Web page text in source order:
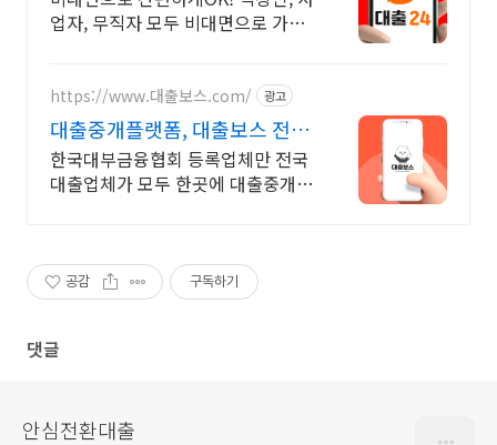
업자, 무직자 모두 비대면으로 가능
https://www.대출보스.com/ 광고
대출중개플랫폼, 대출보스 전국
안전한 대출업체 찾기!
한국대부금융협회 등록업체만 전국
대출업체가 모두 한곳에 대출중개사
공감 구독하기
댓글
안심전환대출